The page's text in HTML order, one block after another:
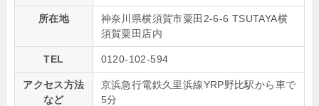
所在地
神奈川県横須賀市粟田2-6-6 TSUTAYA横
須賀粟田店内
TEL 0120-102-594
アクセス方法
など
京浜急行電鉄久里浜線YRP野比駅から車で
5分